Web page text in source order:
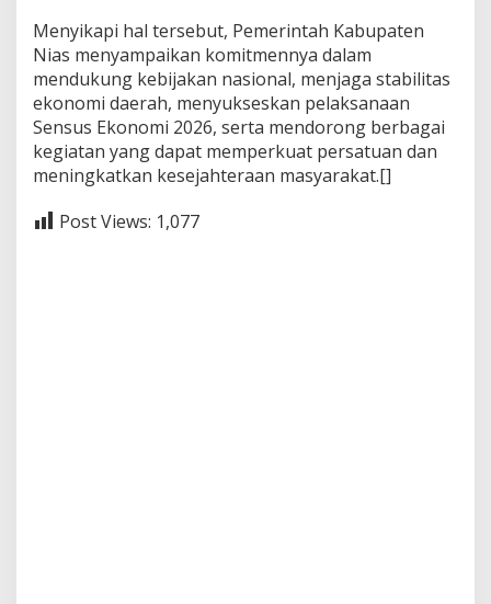
Menyikapi hal tersebut, Pemerintah Kabupaten
Nias menyampaikan komitmennya dalam
mendukung kebijakan nasional, menjaga stabilitas
ekonomi daerah, menyukseskan pelaksanaan
Sensus Ekonomi 2026, serta mendorong berbagai
kegiatan yang dapat memperkuat persatuan dan
meningkatkan kesejahteraan masyarakat.[]
Post Views: 1,077